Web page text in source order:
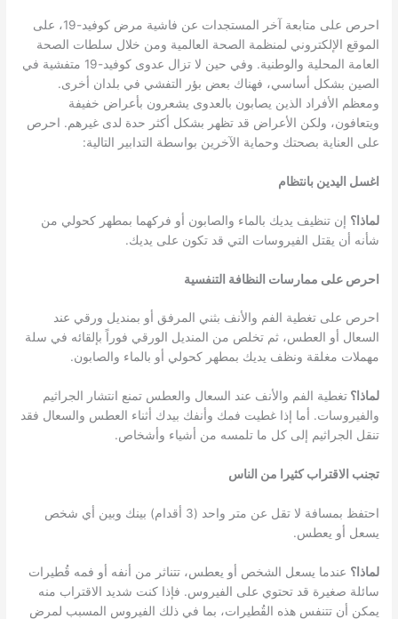
احرص على متابعة آخر المستجدات عن فاشية مرض كوفيد-19، على
الموقع الإلكتروني لمنظمة الصحة العالمية ومن خلال سلطات الصحة
العامة المحلية والوطنية. وفي حين لا تزال عدوى كوفيد-19 متفشية في
الصين بشكل أساسي، فهناك بعض بؤر التفشي في بلدان أخرى.
ومعظم الأفراد الذين يصابون بالعدوى يشعرون بأعراض خفيفة
ويتعافون، ولكن الأعراض قد تظهر بشكل أكثر حدة لدى غيرهم. احرص
على العناية بصحتك وحماية الآخرين بواسطة التدابير التالية:
اغسل اليدين بانتظام
لماذا؟ إن تنظيف يديك بالماء والصابون أو فركهما بمطهر كحولي من
شأنه أن يقتل الفيروسات التي قد تكون على يديك.
احرص على ممارسات النظافة التنفسية
احرص على تغطية الفم والأنف بثني المرفق أو بمنديل ورقي عند
السعال أو العطس، ثم تخلص من المنديل الورقي فوراً بإلقائه في سلة
مهملات مغلقة ونظف يديك بمطهر كحولي أو بالماء والصابون.
لماذا؟تغطية الفم والأنف عند السعال والعطس تمنع انتشار الجراثيم
والفيروسات. أما إذا غطيت فمك وأنفك بيدك أثناء العطس والسعال فقد
تنقل الجراثيم إلى كل ما تلمسه من أشياء وأشخاص.
تجنب الاقتراب كثيرا من الناس
احتفظ بمسافة لا تقل عن متر واحد (3 أقدام) بينك وبين أي شخص
يسعل أو يعطس.
لماذا؟ عندما يسعل الشخص أو يعطس، تتناثر من أنفه أو فمه قُطيرات
سائلة صغيرة قد تحتوي على الفيروس. فإذا كنت شديد الاقتراب منه
يمكن أن تتنفس هذه القُطيرات، بما في ذلك الفيروس المسبب لمرض